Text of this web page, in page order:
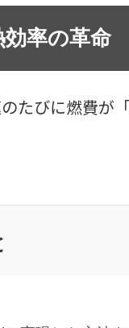
率の革命
たびに燃費が